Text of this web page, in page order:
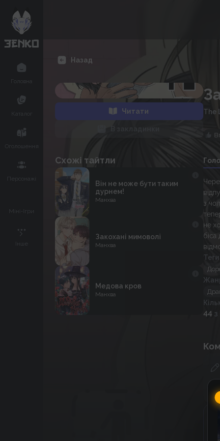
Головна
Каталог
Оголошення
Персонажі
Міні-Ігри
Інше
Назад
Читати
Схожі тайтли
Він не може бути таким
дурнем!
Манхва
Закохані мимоволі
Манхва
Медова кров
Манхва
The
з
не
Теги
44